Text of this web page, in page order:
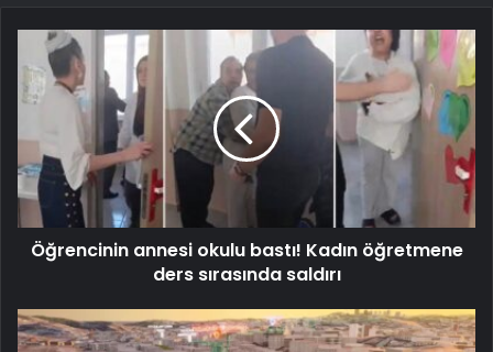
Öğrencinin annesi okulu bastı! Kadın öğretmene
ders sırasında saldırı